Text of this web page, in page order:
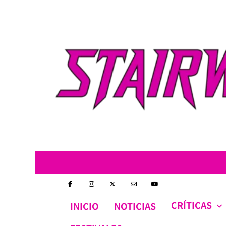
INICIO NOTICIAS CRÍTICAS